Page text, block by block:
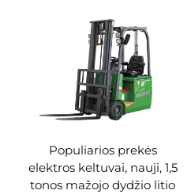
Populiarios prekės
elektros keltuvai, nauji, 1,5
tonos mažojo dydžio litio